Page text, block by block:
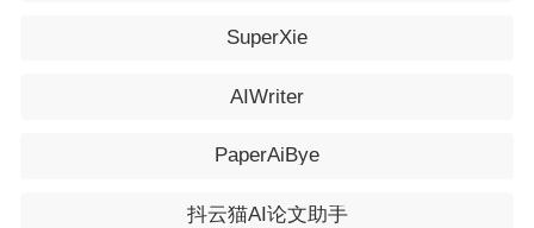
SuperXie
AIWriter
PaperAiBye
抖云猫AI论文助手